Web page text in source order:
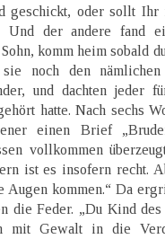
geschickt, oder sollt Ihr
Und der andere fand
komm heim sobald
noch den nämlichen
und dachten jeder
hatte. Nach sechs
einen Brief
vollkommen
ist es insofern recht.
Augen kommen.“ Da
die Feder. „Du Kind
mit Gewalt in die